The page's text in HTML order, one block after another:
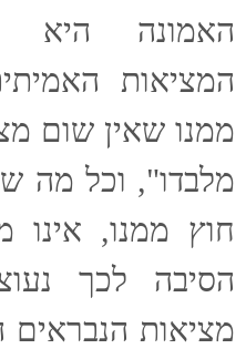
האמונה היא
המציאות
ממנו שאין שום
מלבדו", וכל מה
חוץ ממנו, אינו
הסיבה לכך
מציאות